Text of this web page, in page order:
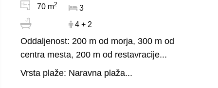
70 m2
3
4 + 2
Oddaljenost: 200 m od morja, 300 m od
centra mesta, 200 m od restavracije...
Vrsta plaže: Naravna plaža...